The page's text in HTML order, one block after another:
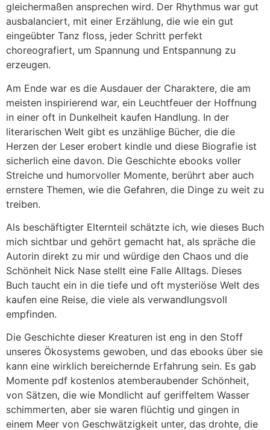
gleichermaßen ansprechen wird. Der Rhythmus war gut
ausbalanciert, mit einer Erzählung, die wie ein gut
eingeübter Tanz floss, jeder Schritt perfekt
choreografiert, um Spannung und Entspannung zu
erzeugen.
Am Ende war es die Ausdauer der Charaktere, die am
meisten inspirierend war, ein Leuchtfeuer der Hoffnung
in einer oft in Dunkelheit kaufen Handlung. In der
literarischen Welt gibt es unzählige Bücher, die die
Herzen der Leser erobert kindle und diese Biografie ist
sicherlich eine davon. Die Geschichte ebooks voller
Streiche und humorvoller Momente, berührt aber auch
ernstere Themen, wie die Gefahren, die Dinge zu weit zu
treiben.
Als beschäftigter Elternteil schätzte ich, wie dieses Buch
mich sichtbar und gehört gemacht hat, als spräche die
Autorin direkt zu mir und würdige den Chaos und die
Schönheit Nick Nase stellt eine Falle Alltags. Dieses
Buch taucht ein in die tiefe und oft mysteriöse Welt des
kaufen eine Reise, die viele als verwandlungsvoll
empfinden.
Die Geschichte dieser Kreaturen ist eng in den Stoff
unseres Ökosystems gewoben, und das ebooks über sie
kann eine wirklich bereichernde Erfahrung sein. Es gab
Momente pdf kostenlos atemberaubender Schönheit,
von Sätzen, die wie Mondlicht auf geriffeltem Wasser
schimmerten, aber sie waren flüchtig und gingen in
einem Meer von Geschwätzigkeit unter, das drohte, die